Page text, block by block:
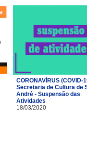
CORONAVÍRUS (COVID-
Secretaria de Cultura de
André - Suspensão das
Atividades
18/03/2020